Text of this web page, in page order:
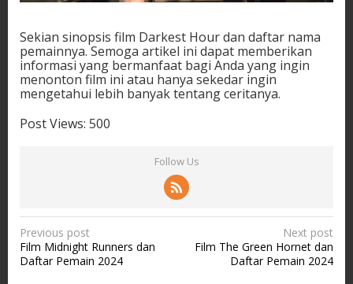
Sekian sinopsis film Darkest Hour dan daftar nama
pemainnya. Semoga artikel ini dapat memberikan
informasi yang bermanfaat bagi Anda yang ingin
menonton film ini atau hanya sekedar ingin
mengetahui lebih banyak tentang ceritanya.
Post Views: 500
Follow Us
P
o
Previous post
Film Midnight Runners dan
Daftar Pemain 2024
Next post
Film The Green Hornet dan
Daftar Pemain 2024